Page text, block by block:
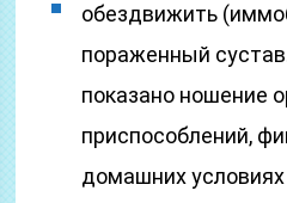
обездвижить
пораженный
показано ношение
приспособлений,
домашних